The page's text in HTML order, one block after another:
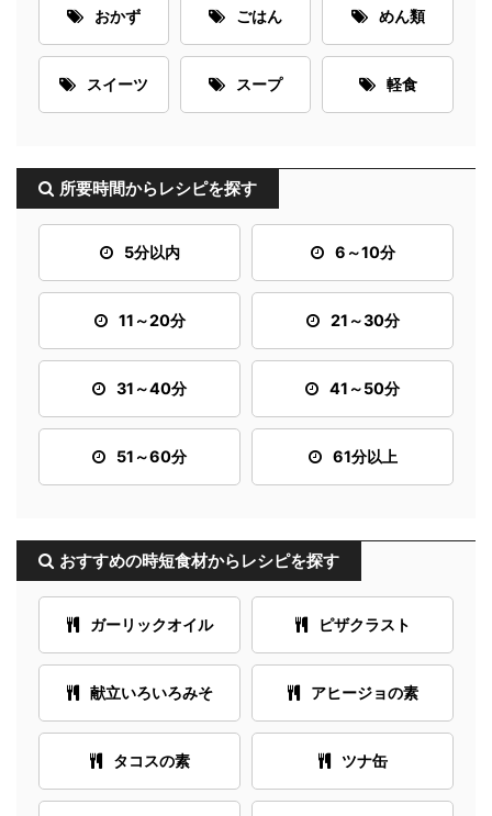
おかず ごはん めん類
スイーツ スープ 軽食
所要時間からレシピを探す
5分以内 6～10分
11～20分 21～30分
31～40分 41～50分
51～60分 61分以上
おすすめの時短食材からレシピを探す
ガーリックオイル ピザクラスト
献立いろいろみそ アヒージョの素
タコスの素 ツナ缶